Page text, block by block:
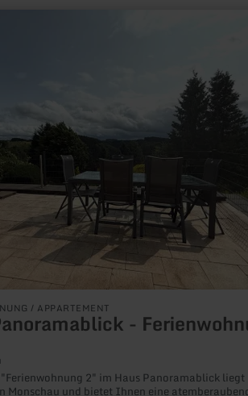
/ APPARTEMENT -
2" im Haus Panoramablick liegt
Monschau und bietet Ihnen eine